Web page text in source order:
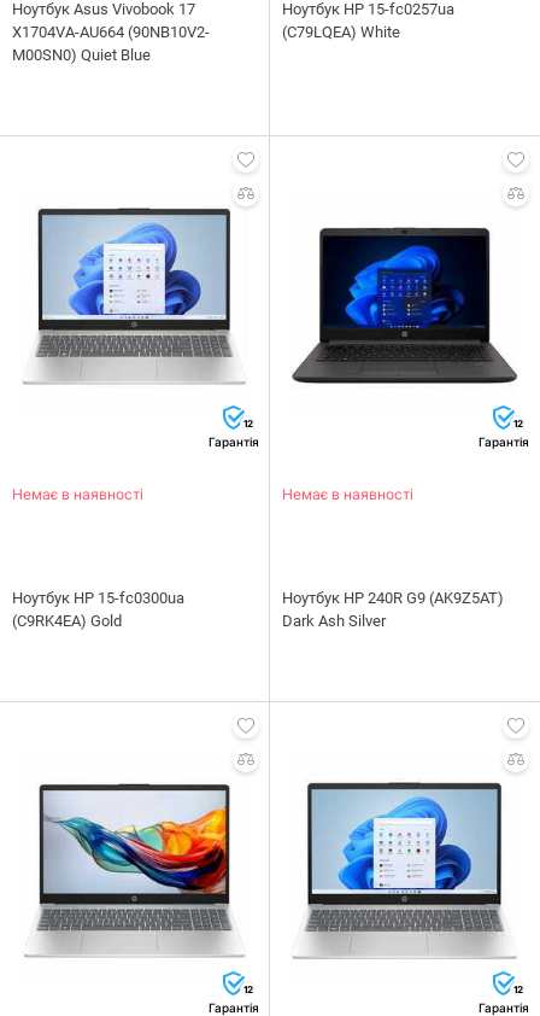
Ноутбук Asus Vivobook 17
X1704VA-AU664 (90NB10V2-
M00SN0) Quiet Blue
Ноутбук HP 15-fc0257ua
(C79LQEA) White
12
Гарантія
Немає в наявності
Ноутбук HP 15-fc0300ua
(C9RK4EA) Gold
12
Гарантія
Немає в наявності
Ноутбук HP 240R G9 (AK9Z5AT)
Dark Ash Silver
12
Гарантія
12
Гарантія